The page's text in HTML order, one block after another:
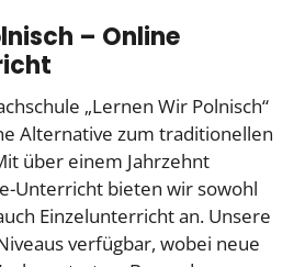
– Online
„Lernen Wir Polnisch“
Alternative zum traditionellen
über einem Jahrzehnt
Unterricht bieten wir sowohl
Einzelunterricht an. Unsere
verfügbar, wobei neue